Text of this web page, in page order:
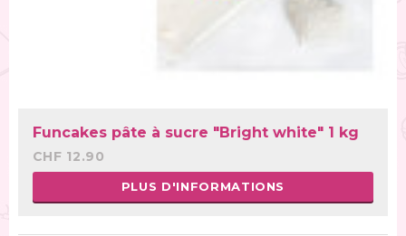
Funcakes pâte à sucre "Bright white" 1 kg
CHF 12.90
PLUS D'INFORMATIONS